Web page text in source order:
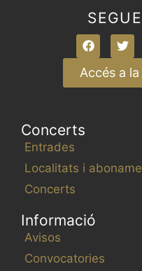
Accés a
Concerts
Entrades
Localitats i
Concerts
Informació
Avisos
Convocatories